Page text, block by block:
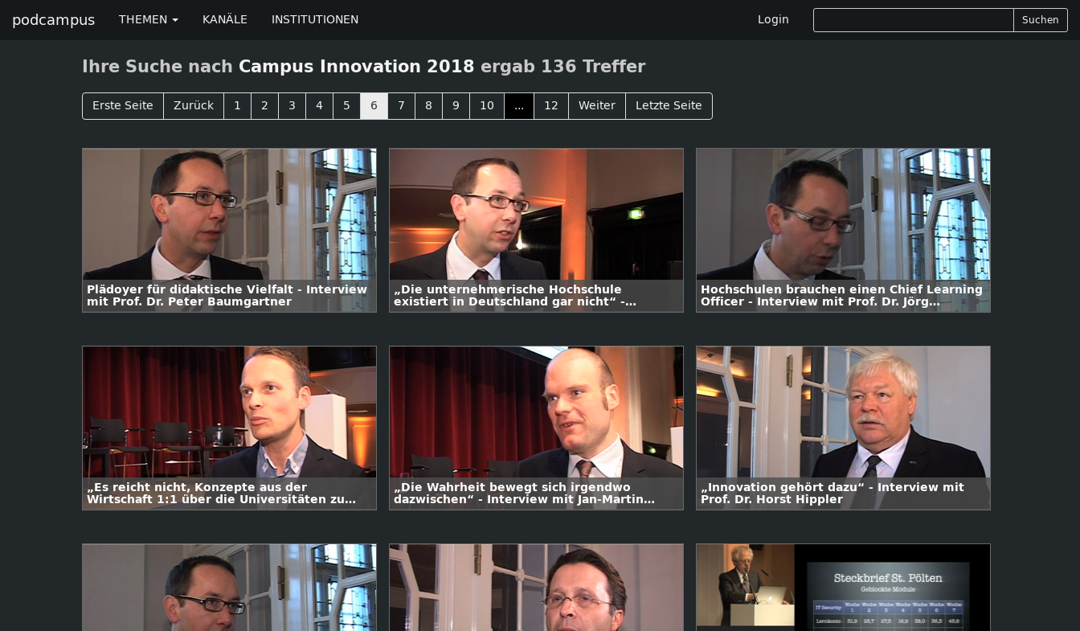
podcampus THEMEN KANÄLE INSTITUTIONEN Login Suchen
Ihre Suche nach Campus Innovation 2018 ergab 136 Treffer
Erste Seite Zurück 1 2 3 4 5 6 7 8 9 10 ... 12 Weiter Letzte Seite
Plädoyer für didaktische Vielfalt - Interview
mit Prof. Dr. Peter Baumgartner
„Die unternehmerische Hochschule
existiert in Deutschland gar nicht“ -
Interview mit Prof. Dr. Stefan Kühl
Hochschulen brauchen einen Chief Learning
Officer - Interview mit Prof. Dr. Jörg
Siekmann
„Es reicht nicht, Konzepte aus der
Wirtschaft 1:1 über die Universitäten zu
stülpen“ - Interview mit Kai Gehring, MdB
„Die Wahrheit bewegt sich irgendwo
dazwischen“ - Interview mit Jan-Martin
Wiarda
„Innovation gehört dazu“ - Interview mit
Prof. Dr. Horst Hippler